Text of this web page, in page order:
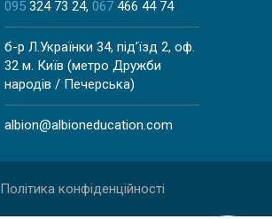
095 324 73 24 067 466 44 74
б-р Л.Українки 34, під’їзд 2, оф.
32 м. Київ (метро Дружби
народів / Печерська)
albion@albioneducation.com
Політика конфіденційності